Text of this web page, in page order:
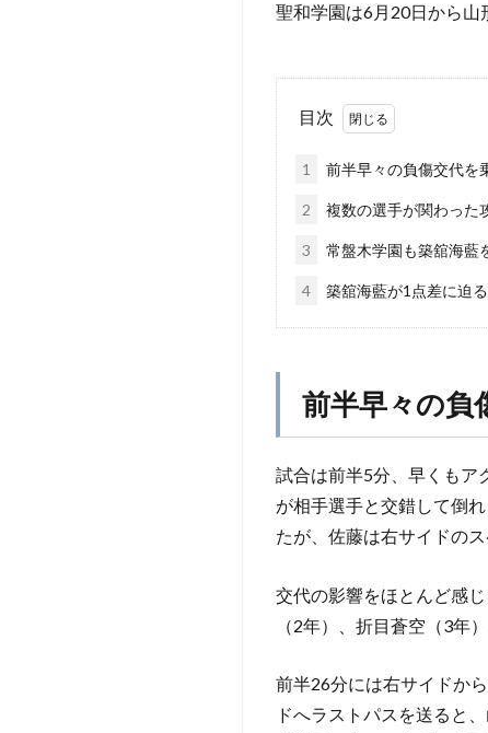
聖和学園は6月20日から山
目次
1 前半早々の負傷交代を
2 複数の選手が関わった
3 常盤木学園も築舘海藍
4 築舘海藍が1点差に迫
前半早々の負
試合は前半5分、早くもア
が相手選手と交錯して倒
たが、佐藤は右サイドの
交代の影響をほとんど感
（2年）、折目蒼空（3年
前半26分には右サイドか
ドへラストパスを送ると